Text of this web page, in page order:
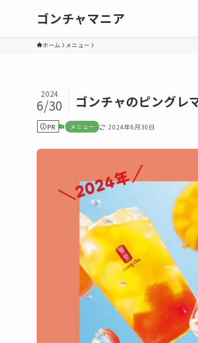
ゴンチャマニア
ホーム メニュー
ゴンチャのピングレ
2024
6/30
PR メニュー 2024年6月30日